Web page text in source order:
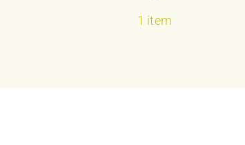
1 item